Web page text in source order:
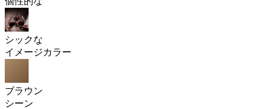
シックな
イメージカラー
ブラウン
シーン